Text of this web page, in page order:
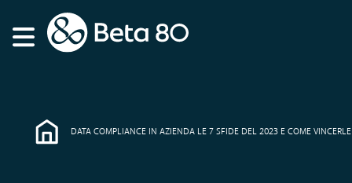
DATA COMPLIANCE IN AZIENDA LE 7 SFIDE DEL 2023 E COME VINCERLE